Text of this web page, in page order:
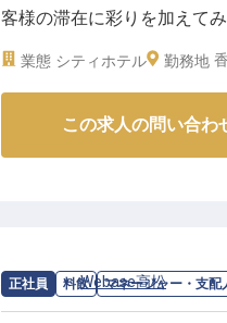
客様の滞在に彩りを加えて
でき、仕事を充実させなが
業態 シティホテル 勤務地
この求人の問い合わ
正社員 料飲 マネージャー・支配
求人情報：Webase高松 の マネ